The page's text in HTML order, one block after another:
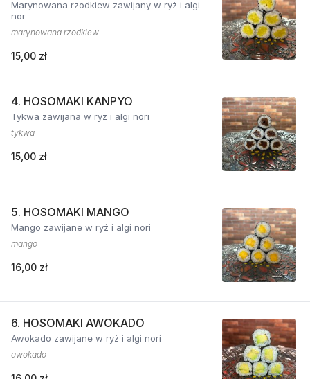
Marynowana rzodkiew zawijany w ryż i algi
nor
marynowana rzodkiew
15,00 zł
4. HOSOMAKI KANPYO
Tykwa zawijana w ryż i algi nori
tykwa
15,00 zł
5. HOSOMAKI MANGO
Mango zawijane w ryż i algi nori
mango
16,00 zł
6. HOSOMAKI AWOKADO
Awokado zawijane w ryż i algi nori
awokado